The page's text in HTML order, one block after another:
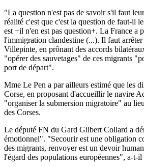
"La question n'est pas de savoir s'il faut
réalité c'est que c'est la question de faut-il
est +il n'en est pas question+. La France a
l'immigration clandestine (...). Il faut
Villepinte, en prônant des accords
"opérer des sauvetages" de ces migrants
port de départ".
Mme Le Pen a par ailleurs estimé que les
Corse, en proposant d'accueillir le navire
"organiser la submersion migratoire" au
des Corses.
Le député FN du Gard Gilbert Collard a
émotionnel". "Secourir est une obligation
des migrants, renvoyer est un devoir
l'égard des populations européennes", a-t-il